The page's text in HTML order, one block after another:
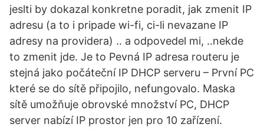
jeslti by dokazal konkretne poradit, jak zmenit IP
adresu (a to i pripade wi-fi, ci-li nevazane IP
adresy na providera) .. a odpovedel mi, ..nekde
to zmenit jde. Je to Pevná IP adresa routeru je
stejná jako počáteční IP DHCP serveru – První PC
které se do sítě připojilo, nefungovalo. Maska
sítě umožňuje obrovské množství PC, DHCP
server nabízí IP prostor jen pro 10 zařízení.